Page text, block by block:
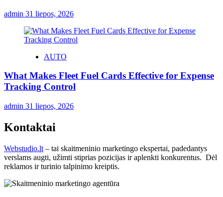
admin 31 liepos, 2026
AUTO
What Makes Fleet Fuel Cards Effective for Expense
Tracking Control
admin 31 liepos, 2026
Kontaktai
Webstudio.lt – tai skaitmeninio marketingo ekspertai, padedantys
verslams augti, užimti stiprias pozicijas ir aplenkti konkurentus. Dėl
reklamos ir turinio talpinimo kreiptis.